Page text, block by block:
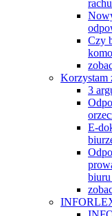
Czy
Korzystam
3
E-